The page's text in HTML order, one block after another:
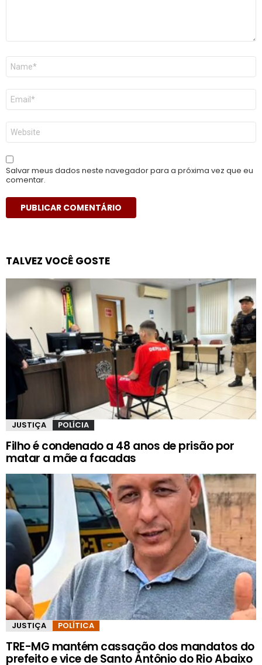
Nome
E-
mail
*
Site
Salvar meus dados neste navegador para a próxima vez que eu
comentar.
TALVEZ VOCÊ GOSTE
JUSTIÇA POLÍCIA
Filho é condenado a 48 anos de prisão por
matar a mãe a facadas
JUSTIÇA POLÍTICA
TRE-MG mantém cassação dos mandatos do
prefeito e vice de Santo Antônio do Rio Abaixo